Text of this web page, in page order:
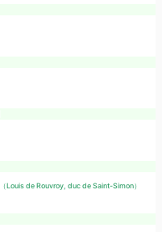
（Louis de Rouvroy, duc de Saint-Simon）